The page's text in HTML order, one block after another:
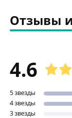
Отзывы
4.6
5 звезды
4 звезды
3 звезды